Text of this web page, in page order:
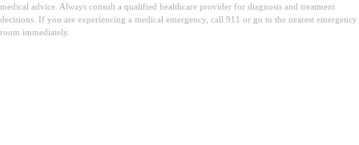
medical advice. Always consult a qualified healthcare provider for diagnosis and treatment
decisions. If you are experiencing a medical emergency, call 911 or go to the nearest emergency
room immediately.